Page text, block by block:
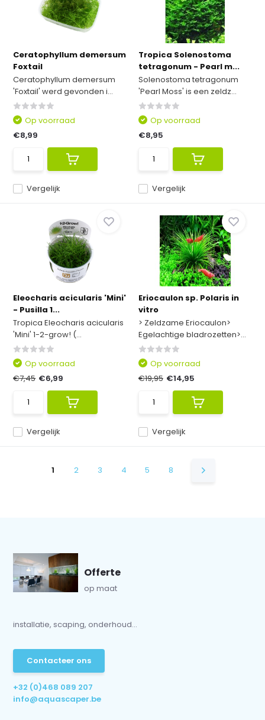
Ceratophyllum demersum
Foxtail
Ceratophyllum demersum
'Foxtail' werd gevonden i...
Vergelijk
Op voorraad
€8,99
Tropica Solenostoma
tetragonum - Pearl m...
Solenostoma tetragonum
'Pearl Moss' is een zeldz...
Vergelijk
Op voorraad
€8,95
Eleocharis acicularis 'Mini'
- Pusilla 1...
Tropica Eleocharis acicularis
'Mini' 1-2-grow! (...
Vergelijk
Op voorraad
€7,45 €6,99
Eriocaulon sp. Polaris in
vitro
> Zeldzame Eriocaulon>
Egelachtige bladrozetten>...
Vergelijk
Op voorraad
€19,95 €14,95
1 2 3 4 5 8
Offerte
op maat
installatie, scaping, onderhoud...
Contacteer ons
+32 (0)468 089 207
info@aquascaper.be